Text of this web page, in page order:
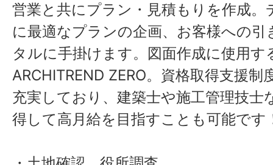
営業と共にプラン・見積もりを作成。
に最適なプランの企画、お客様への引
タルに手掛けます。図面作成に使用す
ARCHITREND ZERO。資格取得支援制
充実しており、建築士や施工管理技士
得して高月給を目指すことも可能です